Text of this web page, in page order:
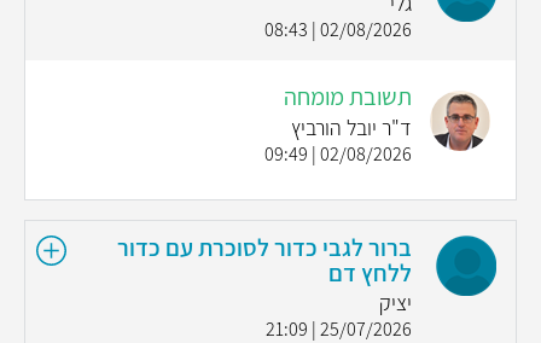
02/08/2026 | 08:43
תשובת מומחה
ד"ר יובל הורביץ
02/08/2026 | 09:49
ברור לגבי כדור לסוכרת עם כדור
ללחץ דם
יציק
25/07/2026 | 21:09